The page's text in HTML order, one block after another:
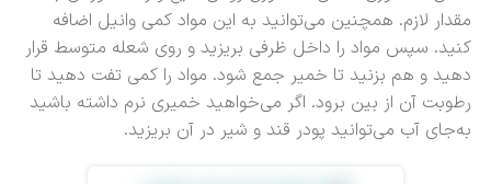
مقدار لازم. همچنین می‌توانید به این مواد کمی وانیل اضافه
کنید. سپس مواد را داخل ظرفی بریزید و روی شعله متوسط قرار
دهید و هم بزنید تا خمیر جمع شود. مواد را کمی تفت دهید تا
رطوبت آن از بین برود. اگر می‌خواهید خمیری نرم داشته باشید
به‌جای آب می‌توانید پودر قند و شیر در آن بریزید.